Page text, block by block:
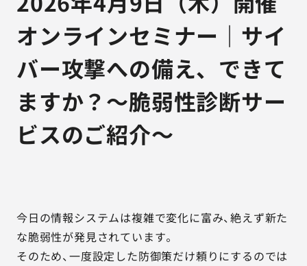
オンラインセミナー｜サイ
バー攻撃への備え、できて
ますか？～脆弱性診断サー
ビスのご紹介～
今日の情報システムは複雑で変化に富み、絶えず新た
な脆弱性が発見されています。
そのため、一度設定した防御策だけ頼りにするのでは